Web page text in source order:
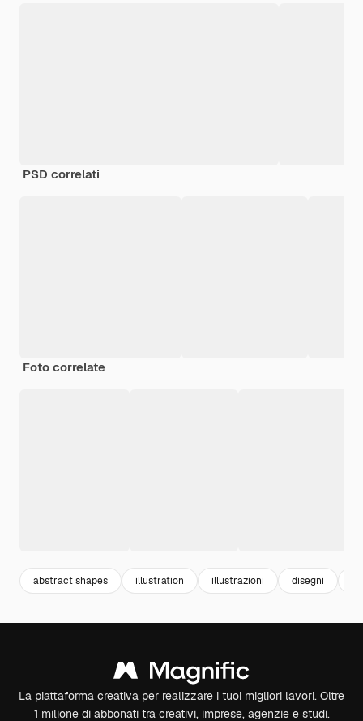
PSD correlati
Foto correlate
abstract shapes illustration illustrazioni disegni
La piattaforma creativa per realizzare i tuoi migliori lavori. Oltre
1 milione di abbonati tra creativi, imprese, agenzie e studi.